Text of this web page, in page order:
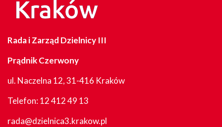
Rada i Zarząd Dzielnicy III
Prądnik Czerwony
ul. Naczelna 12, 31-416 Kraków
Telefon:12 412 49 13
rada@dzielnica3.krakow.pl